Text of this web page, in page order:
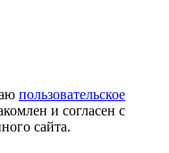
пользовательское
и согласен с
сайта.